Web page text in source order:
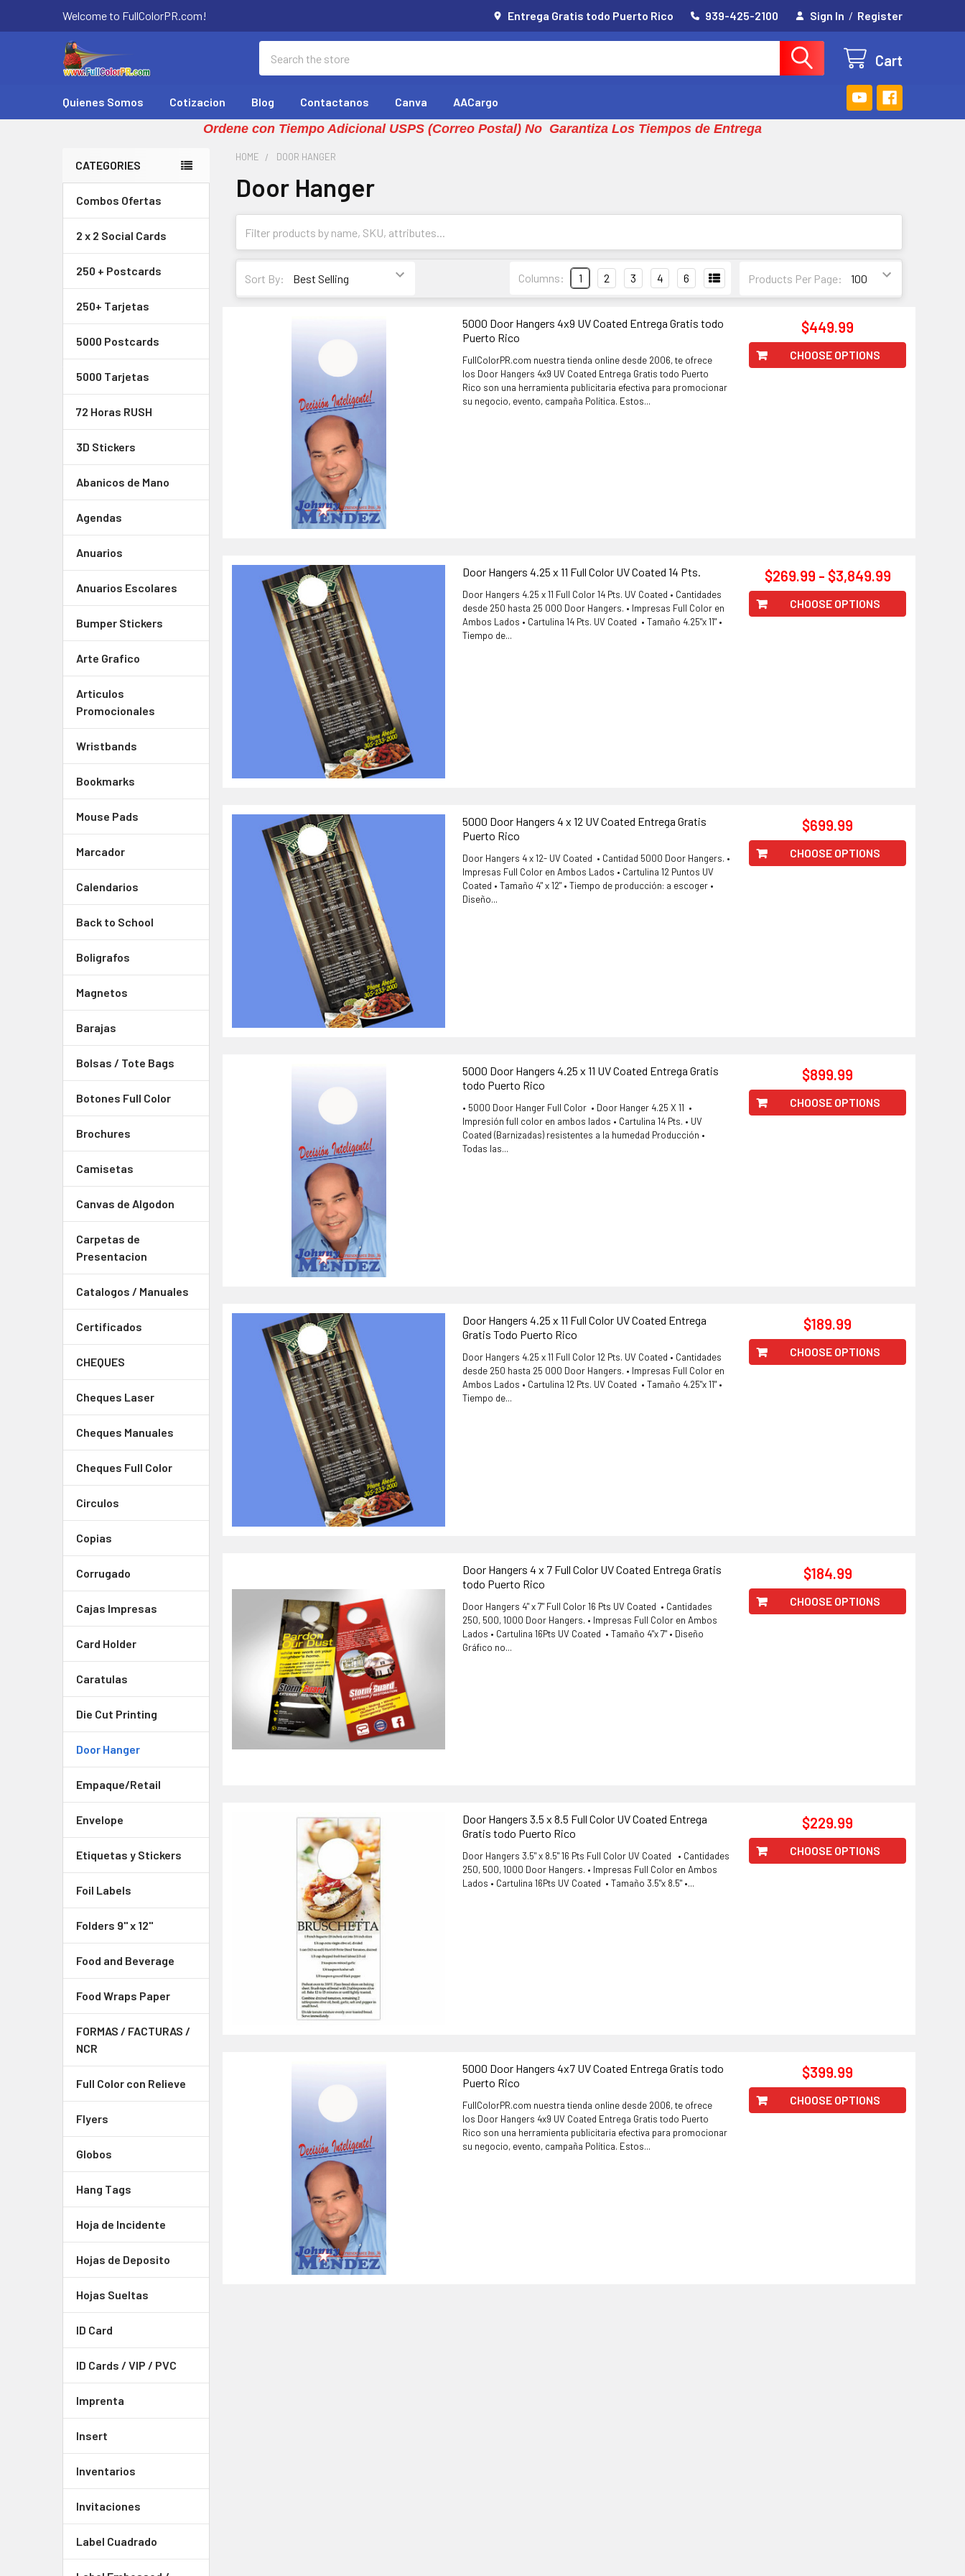
Welcome to FullColorPR.com! Entrega Gratis todo Puerto Rico 939-425-2100 Sign In / Register
Cart
Quienes Somos Cotizacion Blog Contactanos Canva AACargo
Ordene con Tiempo Adicional USPS (Correo Postal) No Garantiza Los Tiempos de Entrega
Sidebar
CATEGORIES
Combos Ofertas
2 x 2 Social Cards
250 + Postcards
250+ Tarjetas
5000 Postcards
5000 Tarjetas
72 Horas RUSH
3D Stickers
Abanicos de Mano
Agendas
Anuarios
Anuarios Escolares
Bumper Stickers
Arte Grafico
Articulos
Promocionales
Wristbands
Bookmarks
Mouse Pads
Marcador
Calendarios
Back to School
Boligrafos
Magnetos
Barajas
Bolsas / Tote Bags
Botones Full Color
Brochures
Camisetas
Canvas de Algodon
Carpetas de
Presentacion
Catalogos / Manuales
Certificados
CHEQUES
Cheques Laser
Cheques Manuales
Cheques Full Color
Circulos
Copias
Corrugado
Cajas Impresas
Card Holder
Caratulas
Die Cut Printing
Door Hanger
Empaque/Retail
Envelope
Etiquetas y Stickers
Foil Labels
Folders 9" x 12"
Food and Beverage
Food Wraps Paper
FORMAS / FACTURAS /
NCR
Full Color con Relieve
Flyers
Globos
Hang Tags
Hoja de Incidente
Hojas de Deposito
Hojas Sueltas
ID Card
ID Cards / VIP / PVC
Imprenta
Insert
Inventarios
Invitaciones
Label Cuadrado
HOME DOOR HANGER
Door Hanger
Sort By: Products Per Page:
Columns: 1 2 3 4 6
5000 Door Hangers 4x9 UV Coated Entrega Gratis todo
Puerto Rico
FullColorPR.com nuestra tienda online desde 2006, te ofrece
los Door Hangers 4x9 UV Coated Entrega Gratis todo Puerto
Rico son una herramienta publicitaria efectiva para promocionar
su negocio, evento, campaña Política. Estos...
$449.99
CHOOSE OPTIONS
Door Hangers 4.25 x 11 Full Color UV Coated 14 Pts.
Door Hangers 4.25 x 11 Full Color 14 Pts. UV Coated • Cantidades
desde 250 hasta 25 000 Door Hangers. • Impresas Full Color en
Ambos Lados • Cartulina 14 Pts. UV Coated • Tamaño 4.25"x 11" •
Tiempo de...
$269.99 - $3,849.99
CHOOSE OPTIONS
5000 Door Hangers 4 x 12 UV Coated Entrega Gratis
Puerto Rico
Door Hangers 4 x 12- UV Coated • Cantidad 5000 Door Hangers. •
Impresas Full Color en Ambos Lados • Cartulina 12 Puntos UV
Coated • Tamaño 4" x 12" • Tiempo de producción: a escoger •
Diseño...
$699.99
CHOOSE OPTIONS
5000 Door Hangers 4.25 x 11 UV Coated Entrega Gratis
todo Puerto Rico
• 5000 Door Hanger Full Color • Door Hanger 4.25 X 11 •
Impresión full color en ambos lados • Cartulina 14 Pts. • UV
Coated (Barnizadas) resistentes a la humedad Producción •
Todas las...
$899.99
CHOOSE OPTIONS
Door Hangers 4.25 x 11 Full Color UV Coated Entrega
Gratis Todo Puerto Rico
Door Hangers 4.25 x 11 Full Color 12 Pts. UV Coated • Cantidades
desde 250 hasta 25 000 Door Hangers. • Impresas Full Color en
Ambos Lados • Cartulina 12 Pts. UV Coated • Tamaño 4.25"x 11" •
Tiempo de...
$189.99
CHOOSE OPTIONS
Door Hangers 4 x 7 Full Color UV Coated Entrega Gratis
todo Puerto Rico
Door Hangers 4" x 7" Full Color 16 Pts UV Coated • Cantidades
250, 500, 1000 Door Hangers. • Impresas Full Color en Ambos
Lados • Cartulina 16Pts UV Coated • Tamaño 4"x 7" • Diseño
Gráfico no...
$184.99
CHOOSE OPTIONS
Door Hangers 3.5 x 8.5 Full Color UV Coated Entrega
Gratis todo Puerto Rico
Door Hangers 3.5" x 8.5" 16 Pts Full Color UV Coated • Cantidades
250, 500, 1000 Door Hangers. • Impresas Full Color en Ambos
Lados • Cartulina 16Pts UV Coated • Tamaño 3.5"x 8.5" •...
$229.99
CHOOSE OPTIONS
5000 Door Hangers 4x7 UV Coated Entrega Gratis todo
Puerto Rico
FullColorPR.com nuestra tienda online desde 2006, te ofrece
los Door Hangers 4x9 UV Coated Entrega Gratis todo Puerto
Rico son una herramienta publicitaria efectiva para promocionar
su negocio, evento, campaña Política. Estos...
$399.99
CHOOSE OPTIONS